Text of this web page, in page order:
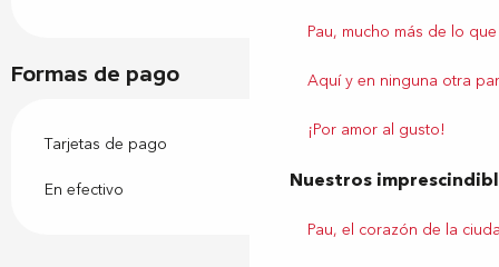
Pau, mucho más de lo
Aquí y en ninguna otra
¡Por amor al gusto!
Nuestros
Pau, el corazón de la
Formas de pago
Tarjetas de pago
En efectivo